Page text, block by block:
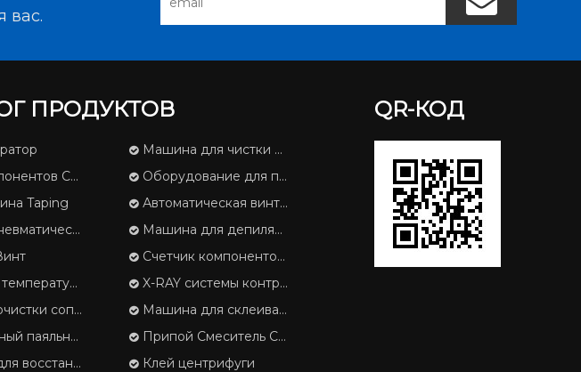
вас.
ПРОДУКТОВ
Машина для чистки SMT
Счетчик
Оборудование для печатных плат
Taping
Автоматическая винтовая запорная машина
трафарета
Машина для депиляции печатных плат
Счетчик компонентов SMD
X-RAY системы контроля
сопла
Машина для склеивания SMD
паяльник
Припой Смеситель Cream
отложений припоя
Клей центрифуги
QR-КОД